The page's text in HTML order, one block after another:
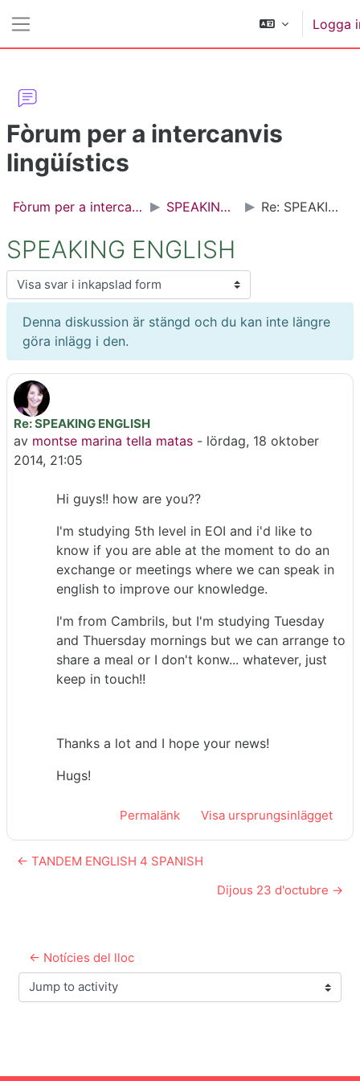
Logga
Fòrum per a intercanvis
lingüístics
Fòrum per a intercanvis lingüístics SPEAKING ENGLISH Re: SPEAKING ENGLISH
SPEAKING ENGLISH
Visningsläge
Denna diskussion är stängd och du kan inte längre
göra inlägg i den.
Re: SPEAKING ENGLISH
av montse marina tella matas - lördag, 18 oktober
2014, 21:05
Antal svar: 0
Hi guys!! how are you??
I'm studying 5th level in EOI and i'd like to
know if you are able at the moment to do an
exchange or meetings where we can speak in
english to improve our knowledge.
I'm from Cambrils, but I'm studying Tuesday
and Thuersday mornings but we can arrange to
share a meal or I don't konw... whatever, just
keep in touch!!
Thanks a lot and I hope your news!
Hugs!
Permalänk Visa ursprungsinlägget
← TANDEM ENGLISH 4 SPANISH
Dijous 23 d'octubre →
← Notícies del lloc
Jump to activity